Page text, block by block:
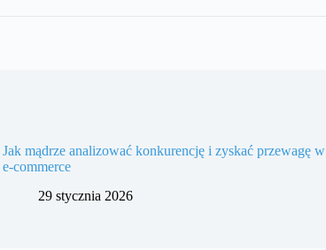
Jak mądrze analizować konkurencję i zyskać przewagę w
e‑commerce
29 stycznia 2026